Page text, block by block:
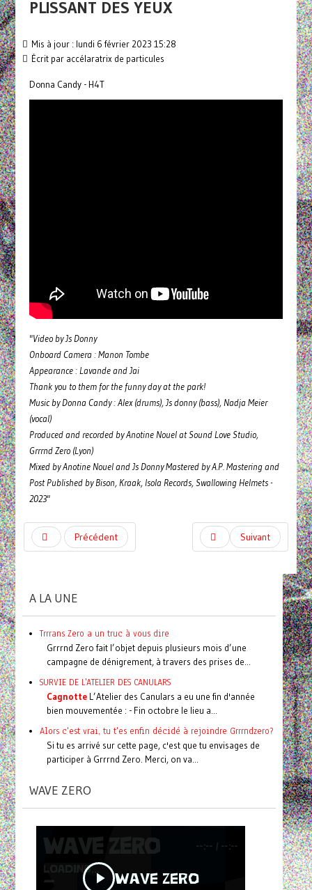
PLISSANT DES YEUX
Mis à jour : lundi 6 février 2023 15:28
Écrit par accélaratrix de particules
Donna Candy - H4T
"Video by Js Donny
Onboard Camera : Manon Tombe
Appearance : Lavande and Jai
Thank you to them for the funny day at the park!
Music by Donna Candy : Alex (drums), Js donny (bass), Nadja Meier
(vocal)
Produced and recorded by Anotine Nouel at Sound Love Studio,
Grrrnd Zero (Lyon)
Mixed by Anotine Nouel and Js Donny Mastered by A.P. Mastering and
Post Published by Bison, Kraak, Isola Records, Swallowing Helmets -
2023"
Précédent Suivant
A LA UNE
Trrrans Zero a un truc à vous dire
Grrrnd Zero fait l’objet depuis plusieurs mois d’une
campagne de dénigrement, à travers des prises de...
SURVIE DE L'ATELIER DES CANULARS
CagnotteL’Atelier des Canulars a eu une fin d'année
bien mouvementée : - Fin octobre le lieu a...
Alors c'est vrai, tu t'es enfin décidé à rejoindre Grrrndzero?
Si tu es arrivé sur cette page, c'est que tu envisages de
participer à Grrrnd Zero. Merci, on va...
WAVE ZERO